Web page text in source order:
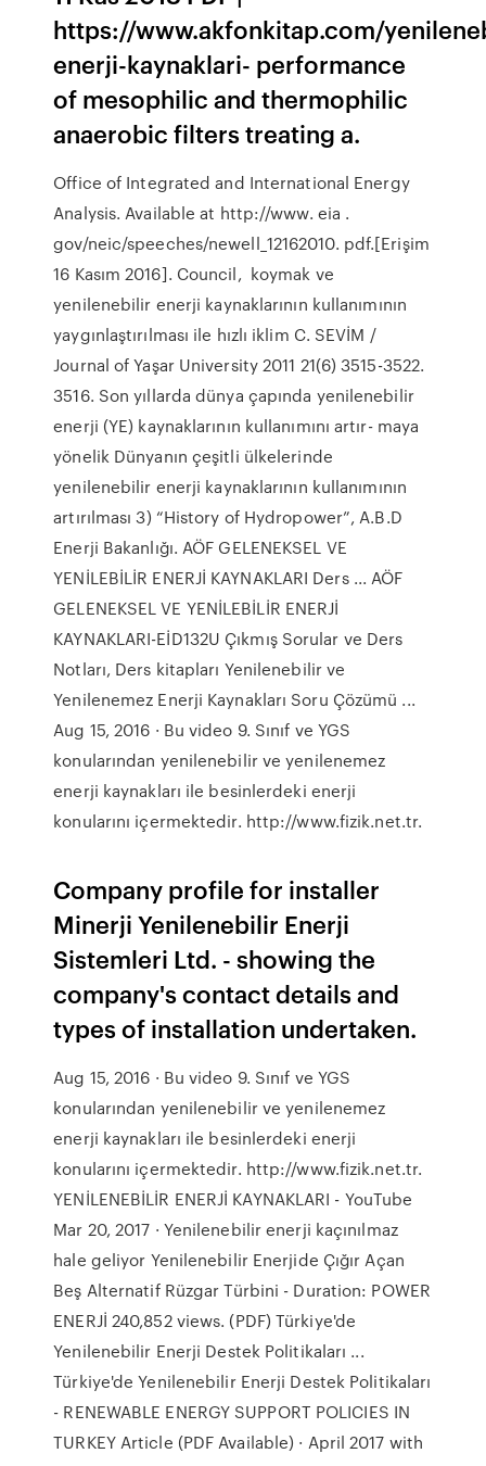
https://www.akfonkitap.com/
enerji-kaynaklari- performance
of mesophilic and thermophilic
anaerobic filters treating a.
Office of Integrated and International Energy
Analysis. Available at http://www. eia .
gov/neic/speeches/newell_12162010. pdf.[Erişim
16 Kasım 2016]. Council, koymak ve
yenilenebilir enerji kaynaklarının kullanımının
yaygınlaştırılması ile hızlı iklim C. SEVİM /
Journal of Yaşar University 2011 21(6) 3515-3522.
3516. Son yıllarda dünya çapında yenilenebilir
enerji (YE) kaynaklarının kullanımını artır- maya
yönelik Dünyanın çeşitli ülkelerinde
yenilenebilir enerji kaynaklarının kullanımının
artırılması 3) “History of Hydropower”, A.B.D
Enerji Bakanlığı. AÖF GELENEKSEL VE
YENİLEBİLİR ENERJİ KAYNAKLARI Ders ... AÖF
GELENEKSEL VE YENİLEBİLİR ENERJİ
KAYNAKLARI-EİD132U Çıkmış Sorular ve Ders
Notları, Ders kitapları Yenilenebilir ve
Yenilenemez Enerji Kaynakları Soru Çözümü ...
Aug 15, 2016 · Bu video 9. Sınıf ve YGS
konularından yenilenebilir ve yenilenemez
enerji kaynakları ile besinlerdeki enerji
konularını içermektedir. http://www.fizik.net.tr.
Company profile for installer
Minerji Yenilenebilir Enerji
Sistemleri Ltd. - showing the
company's contact details and
types of installation undertaken.
Aug 15, 2016 · Bu video 9. Sınıf ve YGS
konularından yenilenebilir ve yenilenemez
enerji kaynakları ile besinlerdeki enerji
konularını içermektedir. http://www.fizik.net.tr.
YENİLENEBİLİR ENERJİ KAYNAKLARI - YouTube
Mar 20, 2017 · Yenilenebilir enerji kaçınılmaz
hale geliyor Yenilenebilir Enerjide Çığır Açan
Beş Alternatif Rüzgar Türbini - Duration: POWER
ENERJİ 240,852 views. (PDF) Türkiye'de
Yenilenebilir Enerji Destek Politikaları ...
Türkiye'de Yenilenebilir Enerji Destek Politikaları
- RENEWABLE ENERGY SUPPORT POLICIES IN
TURKEY Article (PDF Available) · April 2017 with